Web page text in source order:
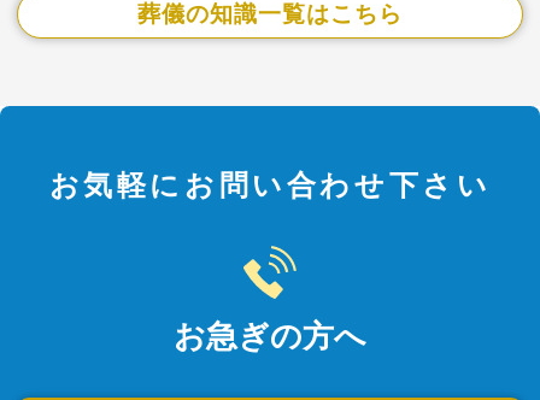
葬儀の知識一覧はこちら
お気軽にお問い合わせ下さい
お急ぎの方へ